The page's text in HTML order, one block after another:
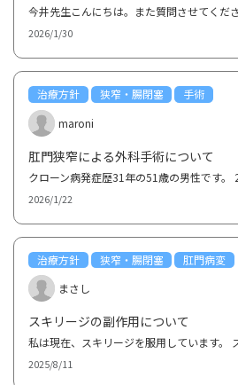
2026/1/30
治療方針 狭窄・腸閉塞
手術
maroni
肛門狭窄による外科手術について
2026/1/22
治療方針 狭窄・腸閉塞
肛門病変
まさし
スキリージの副作用について
2025/8/11